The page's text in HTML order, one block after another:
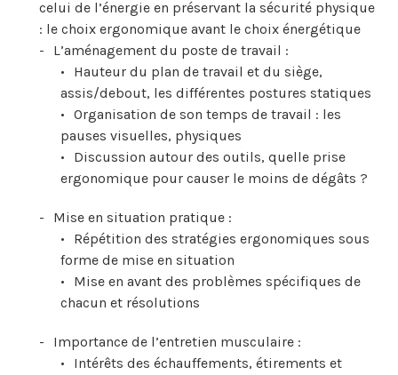
celui de l’énergie en préservant la sécurité physique
: le choix ergonomique avant le choix énergétique
L’aménagement du poste de travail :
Hauteur du plan de travail et du siège,
assis/debout, les différentes postures statiques
Organisation de son temps de travail : les
pauses visuelles, physiques
Discussion autour des outils, quelle prise
ergonomique pour causer le moins de dégâts ?
Mise en situation pratique :
Répétition des stratégies ergonomiques sous
forme de mise en situation
Mise en avant des problèmes spécifiques de
chacun et résolutions
Importance de l’entretien musculaire :
Intérêts des échauffements, étirements et